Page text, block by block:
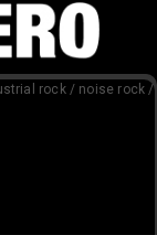
rock / noise rock /